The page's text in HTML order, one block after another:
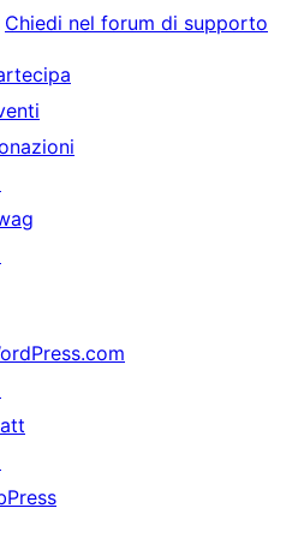
Chiedi nel forum di supporto